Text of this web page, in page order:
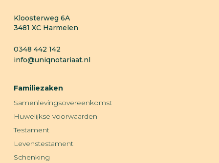
Kloosterweg 6A
3481 XC Harmelen
0348 442 142
info@uniqnotariaat.nl
Familiezaken
Samenlevingsovereenkomst
Huwelijkse voorwaarden
Testament
Levenstestament
Schenking